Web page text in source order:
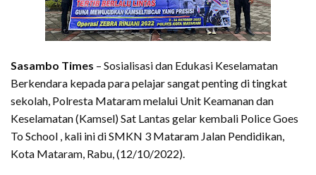
Sasambo Times – Sosialisasi dan Edukasi Keselamatan
Berkendara kepada para pelajar sangat penting di tingkat
sekolah, Polresta Mataram melalui Unit Keamanan dan
Keselamatan (Kamsel) Sat Lantas gelar kembali Police Goes
To School , kali ini di SMKN 3 Mataram Jalan Pendidikan,
Kota Mataram, Rabu, (12/10/2022).